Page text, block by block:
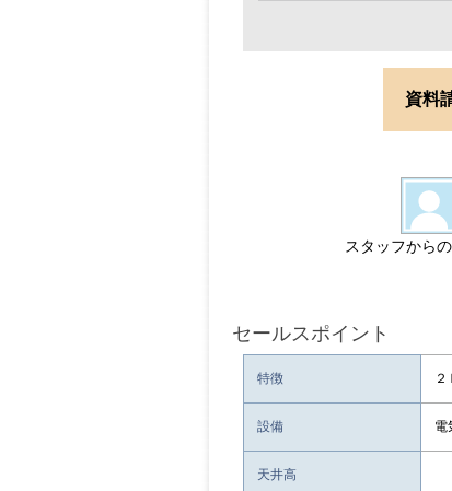
資料
スタッフから
セールスポイント
特徴
設備 電
天井高